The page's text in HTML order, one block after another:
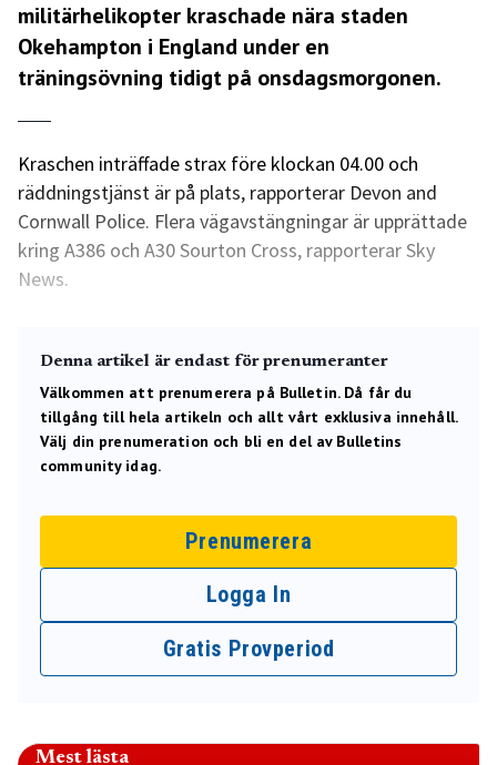
militärhelikopter kraschade nära staden
Okehampton i England under en
träningsövning tidigt på onsdagsmorgonen.
Kraschen inträffade strax före klockan 04.00 och
räddningstjänst är på plats, rapporterar Devon and
Cornwall Police. Flera vägavstängningar är upprättade
kring A386 och A30 Sourton Cross, rapporterar Sky
News.
Denna artikel är endast för prenumeranter
Välkommen att prenumerera på Bulletin. Då får du
tillgång till hela artikeln och allt vårt exklusiva innehåll.
Välj din prenumeration och bli en del av Bulletins
community idag.
Prenumerera
Logga In
Gratis Provperiod
Mest lästa